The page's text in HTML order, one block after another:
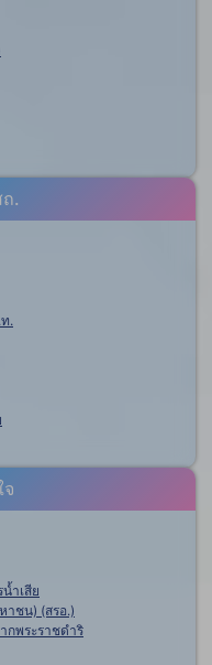
.
.
ำเสีย
าชน) (สรอ.)
กพระราชดำริ